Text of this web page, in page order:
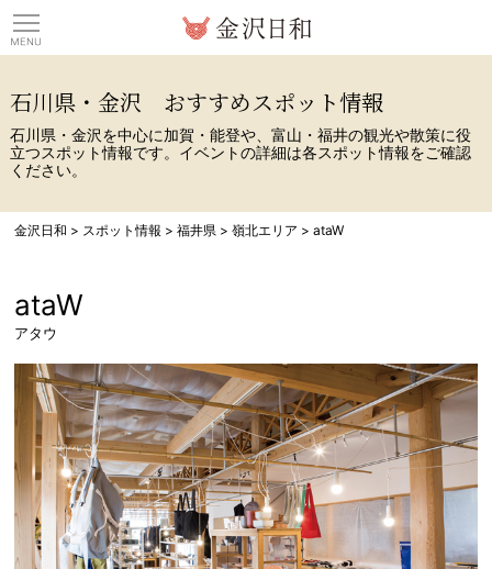
石川県・金沢 おすすめスポット情報
石川県・金沢を中心に加賀・能登や、富山・福井の観光や散策に役
立つスポット情報です。イベントの詳細は各スポット情報をご確認
ください。
金沢日和 > スポット情報 >福井県 >嶺北エリア >ataW
ataW
アタウ